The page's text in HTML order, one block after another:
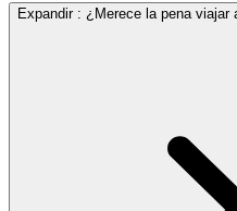
Expandir: ¿Merece la pena viajar